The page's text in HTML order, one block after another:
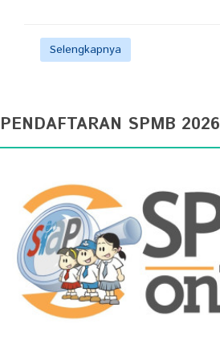
Selengkapnya
PENDAFTARAN SPMB 2026